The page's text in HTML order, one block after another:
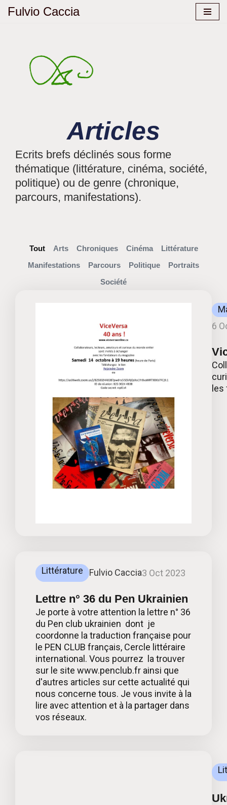
Fulvio Caccia
Articles
Ecrits brefs déclinés sous forme
thématique (littérature, cinéma, société,
politique) ou de genre (chronique,
parcours, manifestations).
Arts Chroniques Cinéma
Littérature
Manifestations
Parcours Politique
Portraits
Société
Tout
6
les
Littérature Fulvio Caccia3 Oct 2023
Lettre n° 36 du Pen Ukrainien
Je porte à votre attention la lettre n° 36
du Pen club ukrainien dont je
coordonne la traduction française pour
le PEN CLUB français, Cercle littéraire
international. Vous pourrez la trouver
sur le site www.penclub.fr ainsi que
d'autres articles sur cette actualité qui
nous concerne tous. Je vous invite à la
lire avec attention et à la partager dans
vos réseaux.